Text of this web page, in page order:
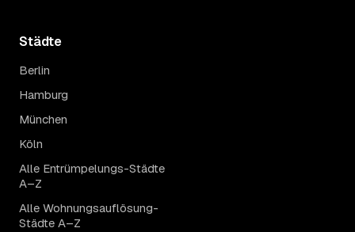
Städte
Berlin
Hamburg
München
Köln
Alle Entrümpelungs-Städte
A–Z
Alle Wohnungsauflösung-
Städte A–Z